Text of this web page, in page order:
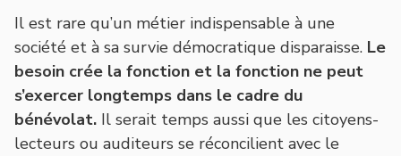
Il est rare qu’un métier indispensable à une
société et à sa survie démocratique disparaisse. Le
besoin crée la fonction et la fonction ne peut
s’exercer longtemps dans le cadre du
bénévolat. Il serait temps aussi que les citoyens-
lecteurs ou auditeurs se réconcilient avec le